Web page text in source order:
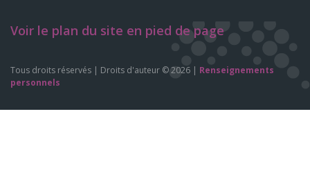
Voir le plan du site en pied de page
Tous droits réservés | Droits d'auteur © 2026 | Renseignements
personnels